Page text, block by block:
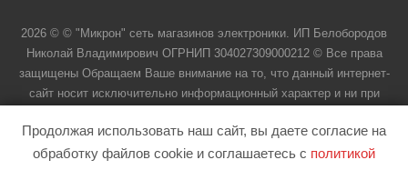
2026 © © "Микрон" сеть магазинов электроники. ИП Белобородов
Николай Владимирович ОГРНИП 304027309000212 © Все права
защищены Обращаем Ваше внимание на то, что данный интернет-
сайт носит исключительно информационный характер и ни при
Продолжая использовать наш сайт, вы даете согласие на
обработку файлов cookie и соглашаетесь с политикой